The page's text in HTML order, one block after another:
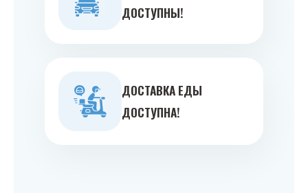
ДОСТУПНЫ!
ДОСТАВКА ЕДЫ
ДОСТУПНА!